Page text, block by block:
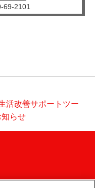
69-2101
活改善サポートツー
らせ